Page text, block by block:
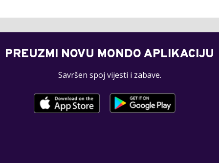
PREUZMI NOVU MONDO APLIKACIJU
Savršen spoj vijesti i zabave.